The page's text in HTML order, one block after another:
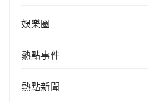
娛樂圈
熱點事件
熱點新聞